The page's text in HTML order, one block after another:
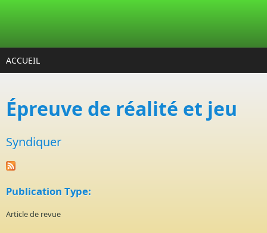
ACCUEIL
Épreuve de réalité et jeu
Syndiquer
Publication Type:
Article de revue